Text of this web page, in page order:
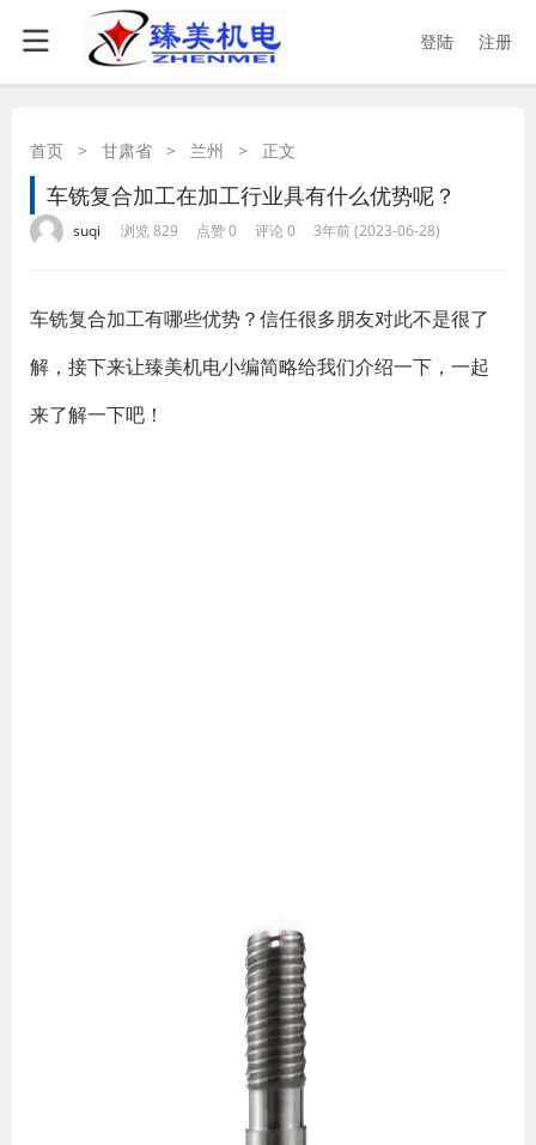
登陆 注册
首页 > 甘肃省 > 兰州 > 正文
车铣复合加工在加工行业具有什么优势呢？
suqi 浏览 829 点赞 0 评论 0 3年前 (2023-06-28)
车铣复合加工有哪些优势？信任很多朋友对此不是很了
解，接下来让臻美机电小编简略给我们介绍一下，一起
来了解一下吧！